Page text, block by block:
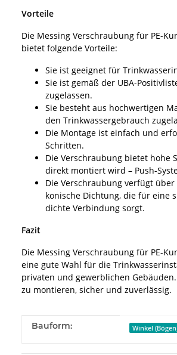
Vorteile
Die Messing Verschraubung für PE-
bietet folgende Vorteile:
Sie ist geeignet für
Sie ist gemäß der UBA-
zugelassen.
Sie besteht aus hochwertigen
den Trinkwassergebrauch
Die Montage ist einfach und
Schritten.
Die Verschraubung bietet hohe
direkt montiert wird – Push-
Die Verschraubung verfügt
konische Dichtung, die für eine
dichte Verbindung sorgt.
Fazit
Die Messing Verschraubung für PE-
eine gute Wahl für die
privaten und gewerblichen
zu montieren, sicher und zuverlässig.
Produkteigenschaft
Wert
Bauform: Winkel